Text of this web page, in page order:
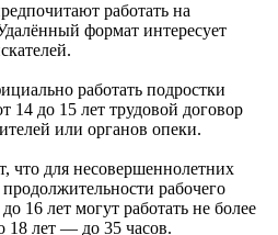
работать на
формат интересует
работать подростки
14 до 15 лет трудовой договор
или органов опеки.
что для несовершеннолетних
рабочего
16 лет могут работать не более
18 лет — до 35 часов.